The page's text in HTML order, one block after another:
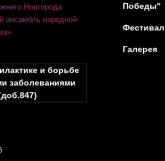
Новгорода
ансамбль народной
и борьбе
заболеваниями
Победы"
Галерея